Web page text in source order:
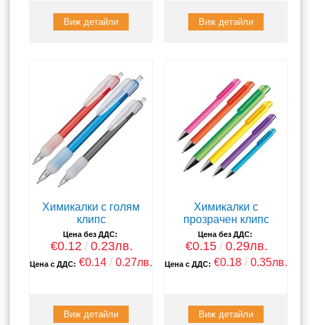
Виж детайли Виж детайли
Химикалки с голям
клипс
Цена без ДДС:
€0.12 0.23лв.
Цена с ДДС: €0.14 0.27лв.
Виж детайли
Химикалки с
прозрачен клипс
Цена без ДДС:
€0.15 0.29лв.
Цена с ДДС: €0.18 0.35лв.
Виж детайли